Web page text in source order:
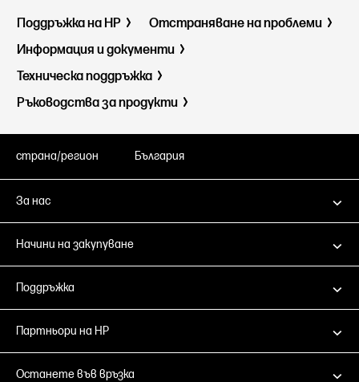
Поддръжка на HP
Отстраняване на проблеми
Информация и документи
Техническа поддръжка
Ръководства за продукти
страна/регион България
За нас
Начини на закупуване
Поддръжка
Партньори на HP
Останете във връзка